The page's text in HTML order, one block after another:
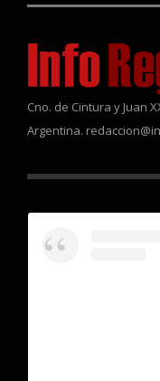
Cno. de Cintura y Juan
Argentina.